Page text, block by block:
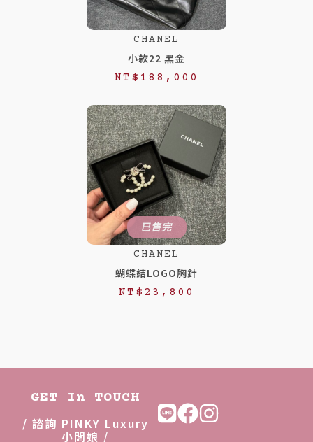
CHANEL
小款22 黑金
NT$ 188,000
已售完
CHANEL
蝴蝶結LOGO胸針
NT$ 23,800
GET In TOUCH
/ 諮詢 PINKY Luxury
小闆娘 /